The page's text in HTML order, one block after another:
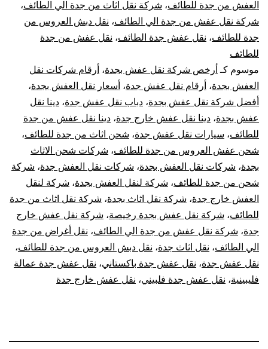
الي
العفش من جدة للطائف، شركة نقل اثاث من جدة الي الطائف،
شركة نقل عفش من جدة الي الطائف، نقل دبش العروس من
جدة للطائف، نقل عفش جدة الطائف، نقل عفش من جدة
للطائف
موسوم كـ أرخص شركة نقل عفش بجدة، أرقام شركات نقل
العفش بجدة، أرقام نقل عفش جدة، أسعار نقل العفش بجدة،
أفضل شركة نقل عفش بجدة، دباب نقل عفش جدة، دينا نقل
عفش بجدة، دينا نقل عفش خارج جدة، دينا نقل عفش من جدة
للطائف، سيارات نقل عفش جدة، شحن اثاث من جدة للطائف،
شحن عفش العروس من جدة للطائف، شركات شحن الاثاث
بجدة، شركات نقل العفش بجدة، شركات نقل العفش جدة، شركة
شحن من جدة للطائف، شركة لنقل العفش بجدة، شركة لنقل
العفش خارج جدة، شركة نقل اثاث بجدة، شركة نقل اثاث من جدة
للطائف، شركة نقل عفش بجدة رخيصة، شركة نقل عفش خارج
جدة، شركة نقل عفش من جدة الي الطائف، نقل أغراض من جدة
الي الطائف، نقل اثاث جدة، نقل دبش العروس من جدة للطائف،
نقل عفش جدة، نقل عفش جدة باكستاني، نقل عفش جدة عمالة
فليبينية، نقل عفش جدة فلبيني، نقل عفش خارج جدة